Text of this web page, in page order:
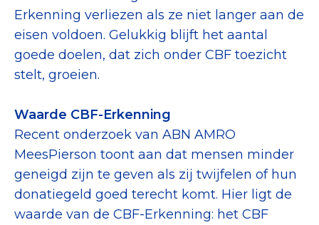
Erkenning verliezen als ze niet langer aan de
eisen voldoen. Gelukkig blijft het aantal
goede doelen, dat zich onder CBF toezicht
stelt, groeien.
Waarde CBF-Erkenning
Recent onderzoek van ABN AMRO
MeesPierson toont aan dat mensen minder
geneigd zijn te geven als zij twijfelen of hun
donatiegeld goed terecht komt. Hier ligt de
waarde van de CBF-Erkenning: het CBF